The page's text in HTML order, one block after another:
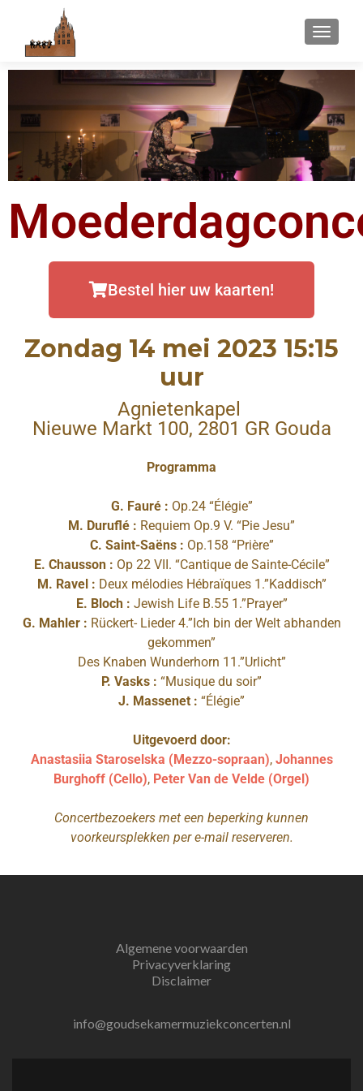
Bestel hier uw kaarten!
Zondag 14 mei 2023 15:15
uur
Agnietenkapel
Nieuwe Markt 100, 2801 GR Gouda​
Programma
G. Fauré : Op.24 “Élégie”
M. Duruflé : Requiem Op.9 V. “Pie Jesu”
C. Saint-Saëns : Op.158 “Prière”
E. Chausson : Op 22 VII. “Cantique de Sainte-Cécile”
M. Ravel : Deux mélodies Hébraïques 1.”Kaddisch”
E. Bloch : Jewish Life B.55 1.”Prayer”
G. Mahler : Rückert- Lieder 4.”Ich bin der Welt abhanden
gekommen”
Des Knaben Wunderhorn 11.”Urlicht”
P. Vasks : “Musique du soir”
J. Massenet : “Élégie”
Uitgevoerd door:
Anastasiia Staroselska (Mezzo-sopraan), Johannes
Burghoff (Cello), Peter Van de Velde (Orgel)
Concertbezoekers met een beperking kunnen
voorkeursplekken per e-mail reserveren.
Algemene voorwaarden
Privacyverklaring
Disclaimer
info@goudsekamermuziekconcerten.nl